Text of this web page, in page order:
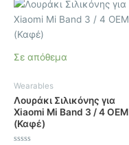
Σε απόθεμα
Wearables
Λουράκι Σιλικόνης για
Xiaomi Mi Band 3 / 4 OEM
(Καφέ)